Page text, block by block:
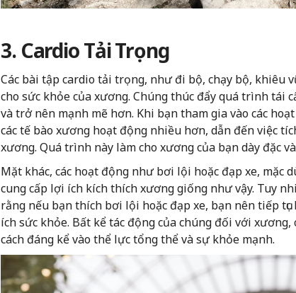
3. Cardio Tải Trọng
Các bài tập cardio tải trọng, như đi bộ, chạy bộ, khiêu
cho sức khỏe của xương. Chúng thúc đẩy quá trình tái
và trở nên mạnh mẽ hơn. Khi bạn tham gia vào các
các tế bào xương hoạt động nhiều hơn, dẫn đến việc
xương. Quá trình này làm cho xương của bạn dày đặc
Mặt khác, các hoạt động như bơi lội hoặc đạp xe, mặc
cung cấp lợi ích kích thích xương giống như vậy. Tuy
rằng nếu bạn thích bơi lội hoặc đạp xe, bạn nên tiếp
ích sức khỏe. Bất kể tác động của chúng đối với
cách đáng kể vào thể lực tổng thể và sự khỏe mạnh.